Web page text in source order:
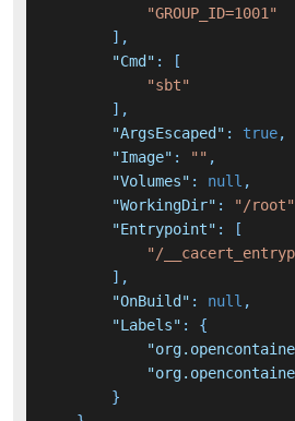
"GROUP_ID=1001"
] ,
"Cmd" :
[
"sbt"
] ,
"ArgsEscaped" : true,
"Image" : "" ,
"Volumes" : null ,
"WorkingDir" : "/root"
"Entrypoint" :
[
"/
] ,
"OnBuild" : null ,
"Labels" :
{
}